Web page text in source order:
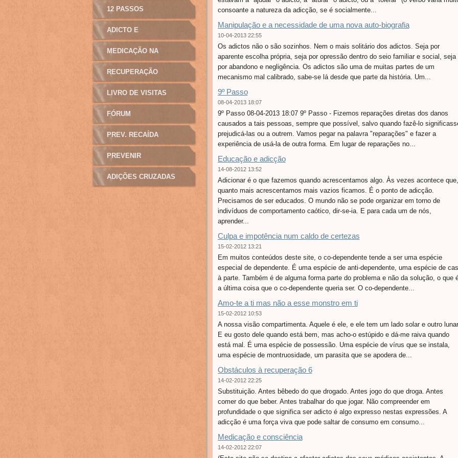
consoante a natureza da adicção, se é socialmente...
Manipulação e a necessidade de uma nova auto-biografia
10-04-2013 22:55
Os adictos não o são sozinhos. Nem o mais solitário dos adictos. Seja por
aparente escolha própria, seja por opressão dentro do seio familiar e social, seja
por abandono e negligência. Os adictos são uma de muitas partes de um
mecanismo mal calibrado, sabe-se lá desde que parte da história. Um...
9º Passo
08-04-2013 18:07
9º Passo 08-04-2013 18:07 9º Passo - Fizemos reparações diretas dos danos
causados a tais pessoas, sempre que possível, salvo quando fazê-lo
prejudicá-las ou a outrem. Vamos pegar na palavra "reparações" e fazer a
experiência de usá-la de outra forma. Em lugar de reparações no...
Educação e adicção
14-08-2012 13:52
Adicionar é o que fazemos quando acrescentamos algo. Às vezes acontece que,
quanto mais acrescentamos mais vazios ficamos. É o ponto de adicção.
Precisamos de ser educados. O mundo não se pode organizar em torno de
indivíduos de comportamento caótico, dir-se-ia. E para cada um de nós,
aprender...
Culpa e impotência num caldo de certezas
15-02-2012 13:21
Em muitos conteúdos deste site, o co-dependente tende a ser uma espécie
especial de dependente. É uma espécie de anti-dependente, uma espécie de
à parte. Também é de alguma forma parte do problema e não da solução, o que
a última coisa que o co-dependente queria ser. O co-dependente...
Amo-te a ti mas não a esse monstro em ti
15-02-2012 10:53
A nossa visão compartimenta. Aquele é ele, e ele tem um lado solar e outro
E eu gosto dele quando está bem, mas acho-o estúpido e dá-me raiva quando
está mal. É uma espécie de possessão. Uma espécie de vírus que se instala,
uma espécie de montruosidade, um parasita que se apodera de...
Obstáculos à recuperação 6
14-02-2012 22:25
Substituição. Antes bêbedo do que drogado. Antes jogo do que droga. Antes
comer do que beber. Antes trabalhar do que jogar. Não compreender em
profundidade o que significa ser adicto é algo expresso nestas expressões. A
adicção é uma força viva que pode saltar de consumo em consumo...
Medicação e consciência
14-02-2012 22:07
12 PASSOS
ADICTO E
MANIPULAÇÃO
MEDICAÇÃO NA
ADICÇÃO
RECUPERAÇÃO
LIVRO DE VISITAS
FÓRUM
PREV. RECAÍDA
PREVENIR
ADIÇÕES CRUZADAS